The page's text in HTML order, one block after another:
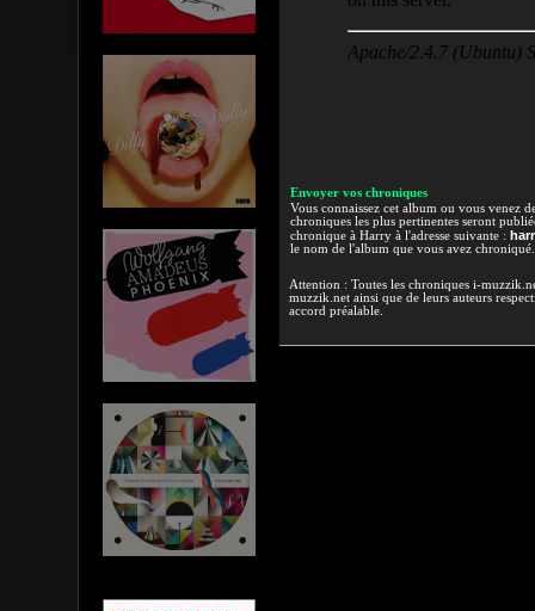
Envoyer vos chroniques
Vous connaissez cet album ou vous venez
chroniques les plus pertinentes seront
chronique à Harry à l'adresse suivante :
le nom de l'album que vous avez
Attention : Toutes les chroniques i-
muzzik.net ainsi que de leurs auteurs
accord préalable.